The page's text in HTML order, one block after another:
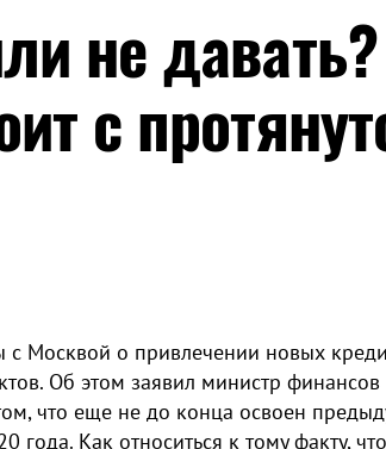
не
с
с Москвой о привлечении новых
Об этом заявил министр
что еще не до конца освоен
года. Как относиться к тому факту,